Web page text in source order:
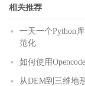
相关推荐
一天一个Python
范化
如何使用
从DEM到三维地